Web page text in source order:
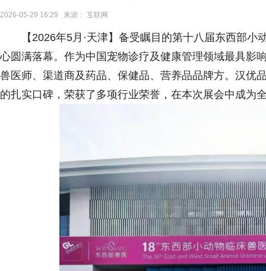
2026-05-29 16:29 来源： 互联网
【2026年5月·天津】备受瞩目的第十八届东西部
心圆满落幕。作为中国宠物诊疗及健康管理领域最具影
兽医师、渠道商及药品、保健品、营养品品牌方。汉优
的扎实口碑，荣获了多项行业荣誉，在本次展会中成为